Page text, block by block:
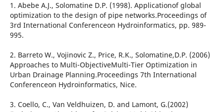
1. Abebe A.J., Solomatine D.P. (1998). Applicationof global
optimization to the design of pipe networks.Proceedings of
3rd International Conferenceon Hydroinformatics, pp. 989-
995.
2. Barreto W., Vojinovic Z., Price, R.K., Solomatine,D.P. (2006)
Approaches to Multi-ObjectiveMulti-Tier Optimization in
Urban Drainage Planning.Proceedings 7th International
Conferenceon Hydroinformatics, Nice.
3. Coello, C., Van Veldhuizen, D. and Lamont, G.(2002)